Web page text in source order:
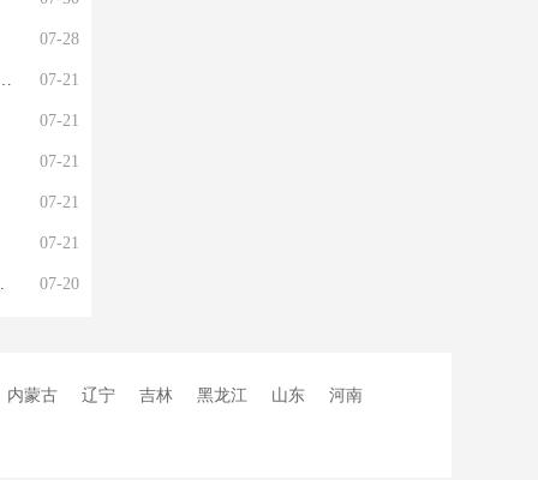
07-28
07-21
07-21
07-21
07-21
07-21
07-20
内蒙古 辽宁 吉林 黑龙江 山东 河南